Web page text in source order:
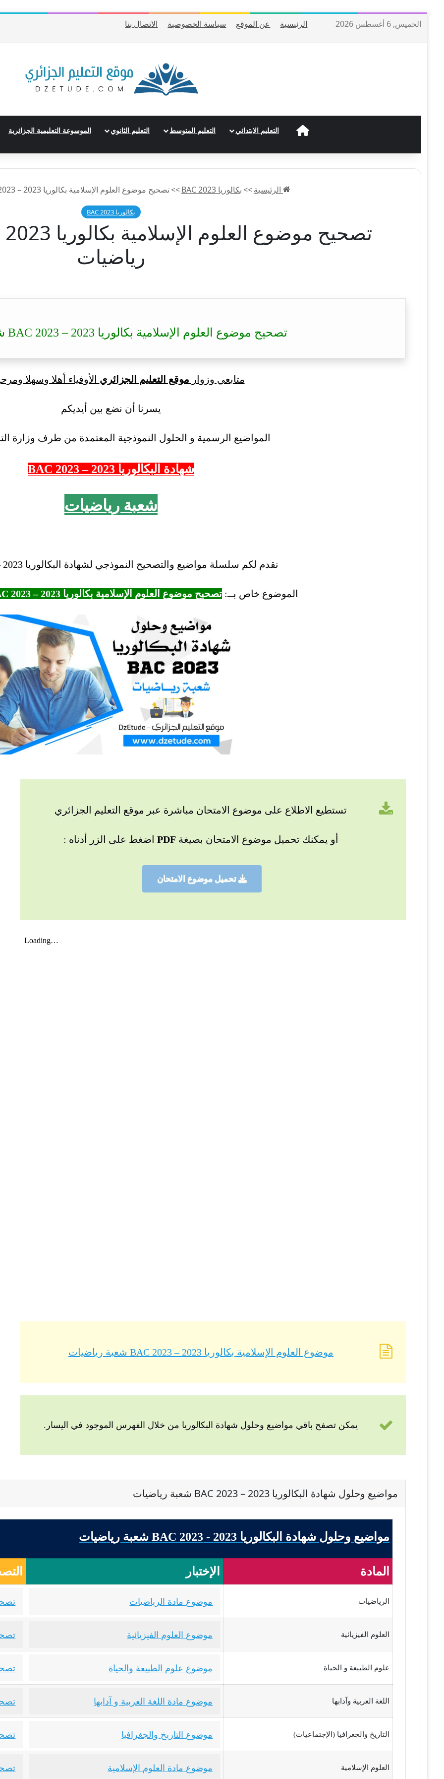
الخميس, 6 أغسطس 2026 الرئيسية عن الموقع سياسة الخصوصية الاتصال بنا
الرئيسيةالتعليم الابتدائي التعليم المتوسط التعليم الثانوي الموسوعة التعليمية الجزائرية
الرئيسية>>بكالوريا 2023 BAC >>تصحيح موضوع العلوم الإسلامية بكالوريا 2023 – BAC 2023 شعبة رياضيات
بكالوريا 2023 BAC
رياضيات
تصحيح موضوع العلوم الإسلامية بكالوريا 2023 – BAC 2023 شعبة رياضيات
متابعي وزوار موقع التعليم الجزائري الأوفياء أهلا وسهلا
يسرنا أن نضع بين أيديكم
المواضيع الرسمية و الحلول النموذجية المعتمدة من طرف وزارة
شهادة البكالوريا 2023 – 2023 BAC
شعبة رياضيات
نقدم لكم سلسلة مواضيع والتصحيح النموذجي لشهادة البكالوريا 2023 – BAC “2023.
الموضوع خاص بــ:تصحيح موضوع العلوم الإسلامية بكالوريا 2023 – BAC 2023 شعبة رياضيات
تستطيع الاطلاع على موضوع الامتحان مباشرة عبر موقع التعليم الجزائري
أو يمكنك تحميل موضوع الامتحان بصيغةPDF اضغط على الزر أدناه :
تحميل موضوع الامتحان
موضوع العلوم الإسلامية بكالوريا 2023 – BAC 2023 شعبة رياضيات
يمكن تصفح باقي مواضيع وحلول شهادة البكالوريا من خلال الفهرس الموجود في اليسار.
مواضيع وحلول شهادة البكالوريا 2023 – BAC 2023 شعبة رياضيات
مواضيع وحلول شهادة البكالوريا 2023 - BAC 2023 شعبة رياضيات
المادة الإختبار
الرياضيات موضوع مادة الرياضيات
العلوم الفيزيائية موضوع العلوم الفيزيائية
علوم الطبيعة و الحياة موضوع علوم الطبيعة والحياة
اللغة العربية وآدابها موضوع مادة اللغة العربية و آدابها
التاريخ والجغرافيا (الإجتماعيات) موضوع التاريخ والجغرافيا
العلوم الإسلامية موضوع مادة العلوم الإسلامية